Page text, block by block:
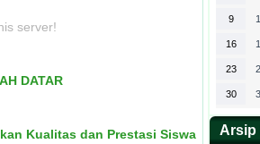
DATAR
Kualitas dan Prestasi Siswa
9
16
23
30
Arsip
server!